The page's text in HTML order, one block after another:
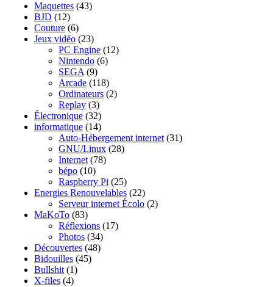
Maquettes (43)
BJD (12)
Couture (6)
Jeux vidéo (23)
PC Engine (12)
Nintendo (6)
SEGA (9)
Arcade (118)
Ordinateurs (2)
Replay (3)
Électronique (32)
informatique (14)
Auto-Hébergement internet (31)
GNU/Linux (28)
Internet (78)
bépo (10)
Raspberry Pi (25)
Energies Renouvelables (22)
Serveur internet Écolo (2)
MaKoTo (83)
Réflexions (17)
Photos (34)
Découvertes (48)
Bidouilles (45)
Bullshit (1)
X-files (4)